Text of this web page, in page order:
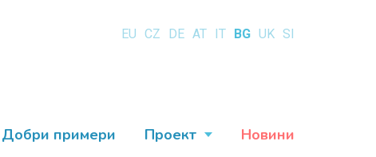
EU CZ DE AT IT BG UK SI
Добри примери Проект Новини